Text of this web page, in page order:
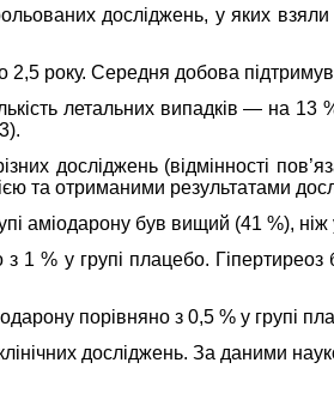
досліджень, у яких
2,5 року. Середня добова
летальних випадків — на 13
досліджень (відмінності
та отриманими результатами
аміодарону був вищий (41 %), ніж
1 % у групі плацебо.
порівняно з 0,5 % у групі
досліджень. За даними